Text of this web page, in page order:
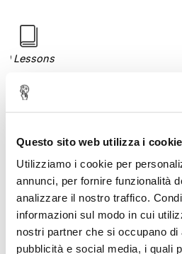
Questo sito web utilizza i cookie
Utilizziamo i cookie per
annunci, per fornire funzionalità
analizzare il nostro traffico.
informazioni sul modo in cui
nostri partner che si occupano di
pubblicità e social media, i quali
0 Lessons
Questo è il video del
Analytics, qui sotto
Come capire se i dati sono
nostro blog
Link adAdswerve
Link a
Google Analytics Audit